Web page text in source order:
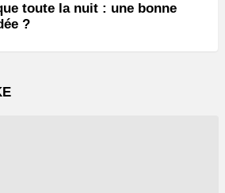
toute la nuit : une bonne
?